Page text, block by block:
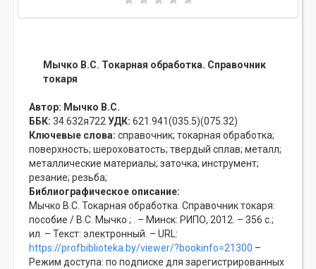
Мычко В.С. Токарная обработка. Справочник
токаря
Автор: Мычко В.С.
ББК: 34.632я722УДК: 621.941(035.5)(075.32)
Ключевые слова: справочник; токарная обработка;
поверхность; шероховатость; твердый сплав; металл;
металлические материалы; заточка; инструмент;
резание; резьба;
Библиографическое описание:
Мычко В.С. Токарная обработка. Справочник токаря:
пособие / В.С. Мычко ; . – Минск: РИПО, 2012. – 356 с.;
ил. – Текст: электронный. – URL:
https://profbiblioteka.by/viewer/?bookinfo=21300 –
Режим доступа: по подписке для зарегистрированных